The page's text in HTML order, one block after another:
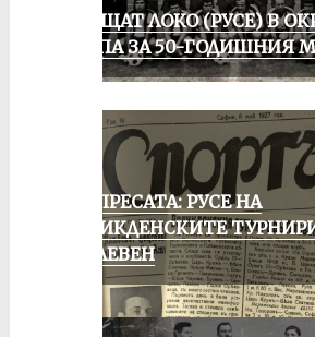
ПРАЩАТ ЛОКО (РУСЕ) В
ГРУПА ЗА 50-ГОДИШНИЯ
ОТ ПРЕСАТА: РУСЕ НА
ВЕЛИКДЕНСКИТЕ
В ПЛЕВЕН